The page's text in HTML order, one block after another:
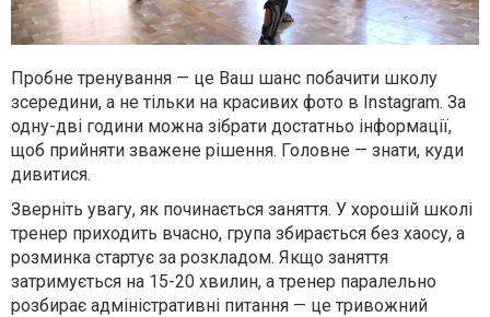
Пробне тренування — це Ваш шанс побачити школу
зсередини, а не тільки на красивих фото в Instagram. За
одну-дві години можна зібрати достатньо інформації,
щоб прийняти зважене рішення. Головне — знати, куди
дивитися.
Зверніть увагу, як починається заняття. У хорошій школі
тренер приходить вчасно, група збирається без хаосу, а
розминка стартує за розкладом. Якщо заняття
затримується на 15-20 хвилин, а тренер паралельно
розбирає адміністративні питання — це тривожний